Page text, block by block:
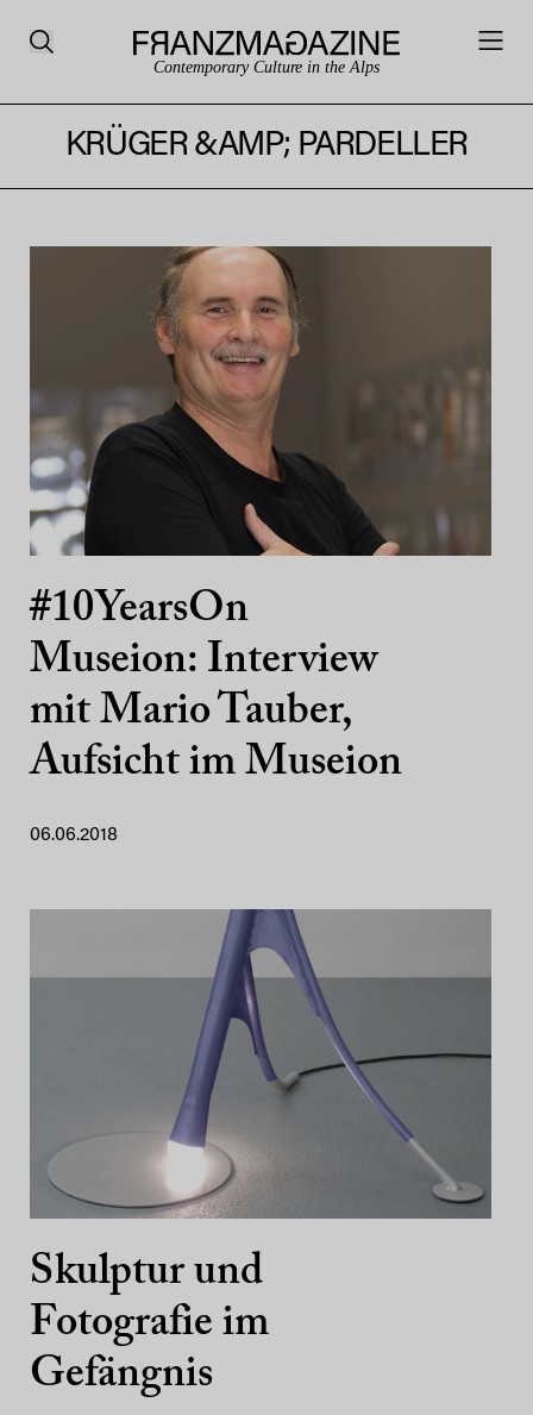
Contemporary Culture in the Alps
KRÜGER &AMP; PARDELLER
#10YearsOn
Museion: Interview
mit Mario Tauber,
Aufsicht im Museion
06.06.2018
Skulptur und
Fotografie im
Gefängnis